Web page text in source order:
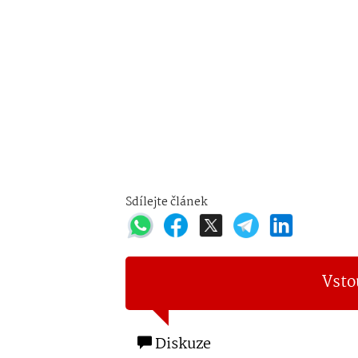
Sdílejte článek
Diskuze